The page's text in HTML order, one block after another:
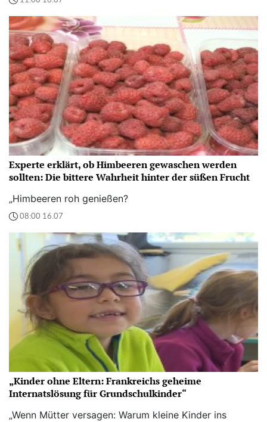
Experte erklärt, ob Himbeeren gewaschen werden
sollten: Die bittere Wahrheit hinter der süßen Frucht
„Himbeeren roh genießen?
08:00 16.07
„Kinder ohne Eltern: Frankreichs geheime
Internatslösung für Grundschulkinder“
„Wenn Mütter versagen: Warum kleine Kinder ins